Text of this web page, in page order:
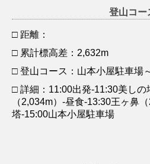
登山コー
□ 距離：
□ 累計標高差：2,632m
□ 登山コース：山本小屋駐車場
□ 詳細：11:00出発‐11:30美しの
（2,034m）‐昼食‐13:30王ヶ鼻
塔‐15:00山本小屋駐車場